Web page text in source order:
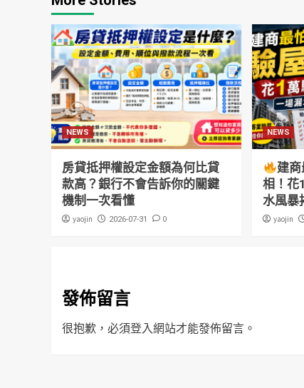
NEWS
房貸抵押權設定金額為何比貸
款高？銀行不會告訴你的關鍵
機制一次看懂
yaojin 2026-07-31 0
NEWS
建
相！花
水風暴
yaojin
發佈留言
很抱歉，必須登入網站才能發佈留言。